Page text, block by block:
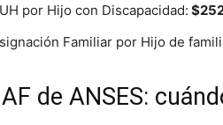
por Hijo con Discapacidad:
Familiar por Hijo de
de ANSES: